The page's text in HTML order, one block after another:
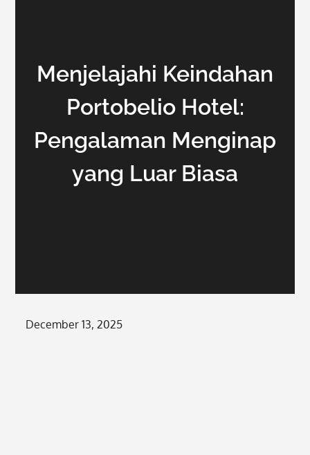
Menjelajahi Keindahan
Portobelio Hotel:
Pengalaman Menginap
yang Luar Biasa
Posted
December 13, 2025